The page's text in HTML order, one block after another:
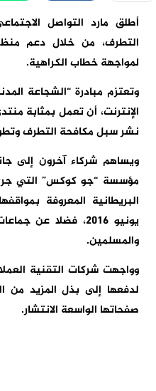
أطلق مارد التواصل
التطرف، من خلال دعم
لمواجهة خطاب الكراهية.
وتعتزم مبادرة “الشجاعة
الإنترنت، أن تعمل بمثابة
نشر سبل مكافحة التطرف
ويساهم شركاء آخرون إلى
مؤسسة “جو كوكس” التي جرى
البريطانية المعروفة
يونيو 2016، فضلا
والمسلمين.
وواجهت شركات التقنية
لدفعها إلى بذل المزيد
صفحاتها الواسعة الانتشار.